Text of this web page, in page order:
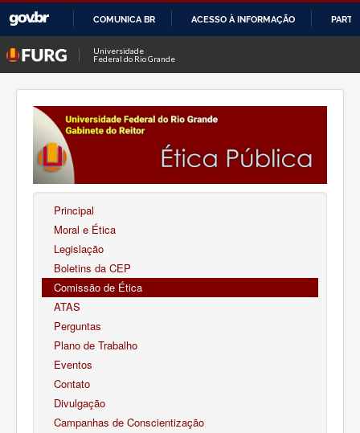
O
CONTEÚDO
COMUNICA BR ACESSO À INFORMAÇÃO
Universidade
Federal do Rio Grande
Principal
Moral e Ética
Legislação
Boletins da CEP
Comissão de Ética
ATAS
Perguntas
Plano de Trabalho
Eventos
Contato
Divulgação
Campanhas de Conscientização